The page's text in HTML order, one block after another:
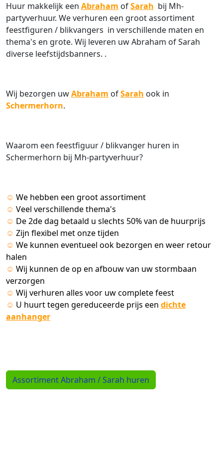
Huur makkelijk een Abraham ofSarah bij Mh-
partyverhuur. We verhuren een groot assortiment
feestfiguren / blikvangers in verschillende maten en
thema's en grote. Wij leveren uw Abraham of Sarah
diverse leefstijdsbanners. .
Wij bezorgen uwAbraham ofSarah ook in
Schermerhorn.
Waarom een feestfiguur / blikvanger huren in
Schermerhorn bij Mh-partyverhuur?
☺ We hebben een groot assortiment
☺ Veel verschillende thema's
☺ De 2de dag betaald u slechts 50% van de huurprijs
☺ Zijn flexibel met onze tijden
☺ We kunnen eventueel ook bezorgen en weer retour
halen
☺ Wij kunnen de op en afbouw van uw stormbaan
verzorgen
☺ Wij verhuren alles voor uw complete feest
☺ U huurt tegen gereduceerde prijs een dichte
aanhanger
Assortiment Abraham / Sarah huren